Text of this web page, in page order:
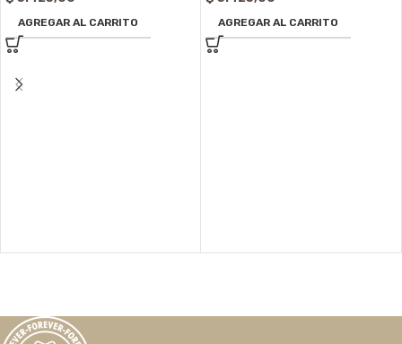
AGREGAR AL CARRITO AGREGAR AL CARRITO